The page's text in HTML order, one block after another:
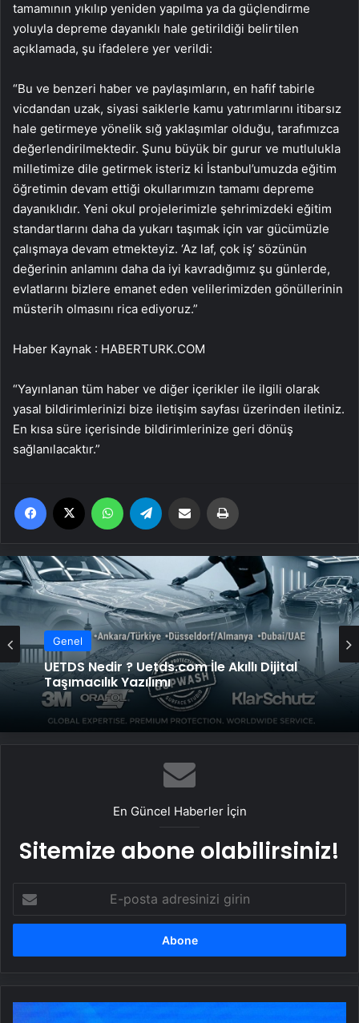
tamamının yıkılıp yeniden yapılma ya da güçlendirme
yoluyla depreme dayanıklı hale getirildiği belirtilen
açıklamada, şu ifadelere yer verildi:
“Bu ve benzeri haber ve paylaşımların, en hafif tabirle
vicdandan uzak, siyasi saiklerle kamu yatırımlarını itibarsız
hale getirmeye yönelik sığ yaklaşımlar olduğu, tarafımızca
değerlendirilmektedir. Şunu büyük bir gurur ve mutlulukla
milletimize dile getirmek isteriz ki İstanbul’umuzda eğitim
öğretimin devam ettiği okullarımızın tamamı depreme
dayanıklıdır. Yeni okul projelerimizle şehrimizdeki eğitim
standartlarını daha da yukarı taşımak için var gücümüzle
çalışmaya devam etmekteyiz. ‘Az laf, çok iş’ sözünün
değerinin anlamını daha da iyi kavradığımız şu günlerde,
evlatlarını bizlere emanet eden velilerimizden gönüllerinin
müsterih olmasını rica ediyoruz.”
Haber Kaynak : HABERTURK.COM
“Yayınlanan tüm haber ve diğer içerikler ile ilgili olarak
yasal bildirimlerinizi bize iletişim sayfası üzerinden iletiniz.
En kısa süre içerisinde bildirimlerinize geri dönüş
sağlanılacaktır.”
Facebook WhatsApp Email'den paylaş
Genel
UETDS Nedir ? Uetds.com İle Akıllı Dijital
Taşımacılık Yazılımı
En Güncel Haberler İçin
Sitemize abone olabilirsiniz!
posta
adresinizi